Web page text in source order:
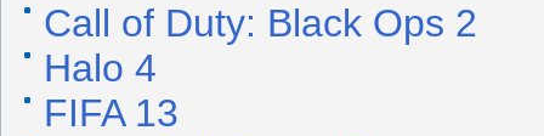
Call of Duty: Black Ops 2
Halo 4
FIFA 13